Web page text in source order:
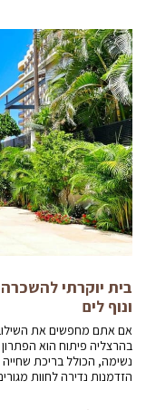
ונוף לים
אם אתם מחפשים את השילוב
בהרצליה פיתוח הוא הפתרון
נשימה, הכולל בריכת שחייה
הזדמנות נדירה לחוות